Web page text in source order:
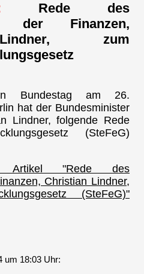
Rede des
der Finanzen,
zum
Bundestag am 26.
hat der Bundesminister
Lindner, folgende Rede
(SteFeG)
Artikel "Rede des
Christian Lindner,
(SteFeG)"
um 18:03 Uhr: